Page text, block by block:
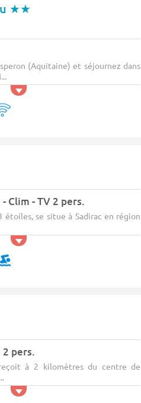
★★
(Aquitaine) et séjournez dans
Clim - TV 2 pers.
étoiles, se situe à Sadirac en région
2 pers.
à 2 kilomètres du centre de